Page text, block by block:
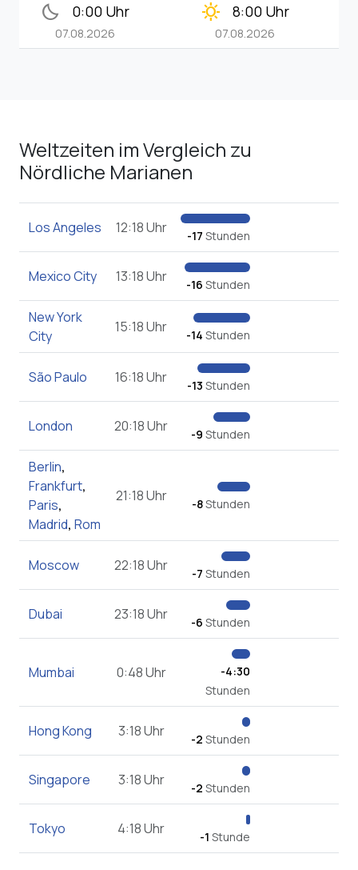
bedtime 0:00 Uhr
07.08.2026
clear_day 8:00 Uhr
07.08.2026
Weltzeiten im Vergleich zu
Nördliche Marianen
Los Angeles 12:18 Uhr -17 Stunden
Mexico City 13:18 Uhr -16 Stunden
New York
City
15:18 Uhr -14 Stunden
São Paulo 16:18 Uhr -13 Stunden
London 20:18 Uhr -9 Stunden
Berlin,
Frankfurt,
Paris,
Madrid, Rom
21:18 Uhr -8Stunden
Moscow 22:18 Uhr -7 Stunden
Dubai 23:18 Uhr -6 Stunden
Mumbai 0:48 Uhr
-4:30
Stunden
Hong Kong 3:18 Uhr -2 Stunden
Singapore 3:18 Uhr -2 Stunden
Tokyo 4:18 Uhr -1 Stunde